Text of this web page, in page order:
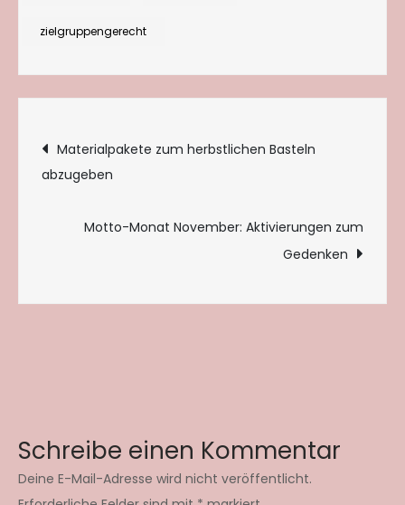
zielgruppengerecht
Beitragsnavigation
Materialpakete zum herbstlichen Basteln
abzugeben
Motto-Monat November: Aktivierungen zum
Gedenken
Schreibe einen Kommentar
Deine E-Mail-Adresse wird nicht veröffentlicht.